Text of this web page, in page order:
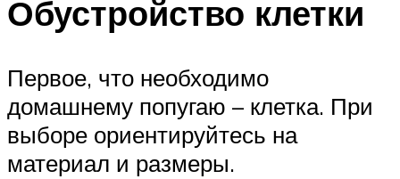
Обустройство клетки
Первое, что необходимо
домашнему попугаю – клетка. При
выборе ориентируйтесь на
материал и размеры.